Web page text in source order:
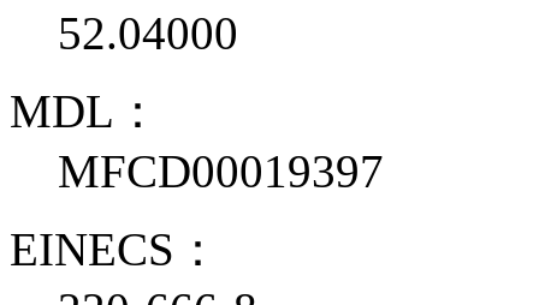
52.04000
MDL：
MFCD00019397
EINECS：